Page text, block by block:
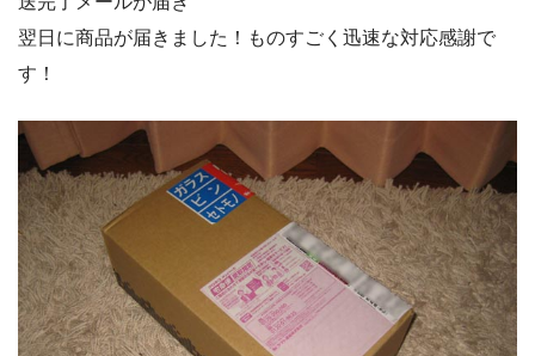
翌日に商品が届きました！ものすごく迅速な対応感謝で
す！